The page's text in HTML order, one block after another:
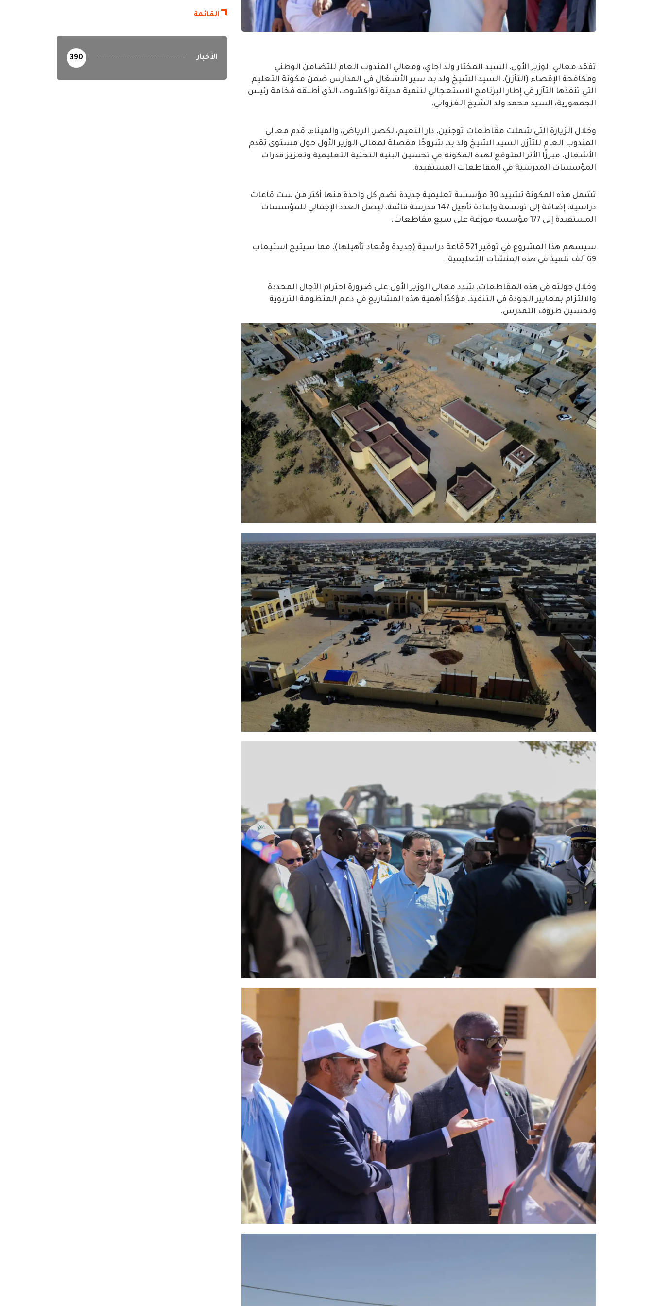
تفقد معالي الوزير الأول، السيد المختار ولد اجاي، ومعالي المندوب العام للتضامن الوطني
ومكافحة الإقصاء (التآزر)، السيد الشيخ ولد بد، سير الأشغال في المدارس ضمن مكونة التعليم
التي تنفذها التآزر في إطار البرنامج الاستعجالي لتنمية مدينة نواكشوط، الذي أطلقه فخامة رئيس
الجمهورية، السيد محمد ولد الشيخ الغزواني.
وخلال الزيارة التي شملت مقاطعات توجنين، دار النعيم، لكصر، الرياض، والميناء، قدم معالي
المندوب العام للتآزر، السيد الشيخ ولد بد، شروحًا مفصلة لمعالي الوزير الأول حول مستوى تقدم
الأشغال، مبرزًا الأثر المتوقع لهذه المكونة في تحسين البنية التحتية التعليمية وتعزيز قدرات
المؤسسات المدرسية في المقاطعات المستفيدة.
تشمل هذه المكونة تشييد 30 مؤسسة تعليمية جديدة تضم كل واحدة منها أكثر من ست قاعات
دراسية، إضافة إلى توسعة وإعادة تأهيل 147 مدرسة قائمة، ليصل العدد الإجمالي للمؤسسات
المستفيدة إلى 177 مؤسسة موزعة على سبع مقاطعات.
سيسهم هذا المشروع في توفير 521 قاعة دراسية (جديدة ومُعاد تأهيلها)، مما سيتيح استيعاب
69 ألف تلميذ في هذه المنشآت التعليمية.
وخلال جولته في هذه المقاطعات، شدد معالي الوزير الأول على ضرورة احترام الآجال المحددة
والالتزام بمعايير الجودة في التنفيذ، مؤكدًا أهمية هذه المشاريع في دعم المنظومة التربوية
وتحسين ظروف التمدرس.
القائمة
الأخبار 390